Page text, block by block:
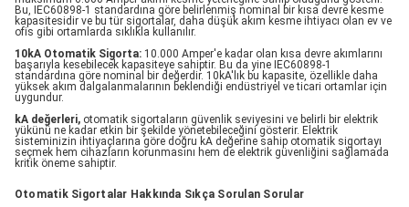
Bu, IEC60898-1 standardına göre belirlenmiş nominal bir kısa devre kesme
kapasitesidir ve bu tür sigortalar, daha düşük akım kesme ihtiyacı olan ev ve
ofis gibi ortamlarda sıklıkla kullanılır.
10kA Otomatik Sigorta: 10.000 Amper'e kadar olan kısa devre akımlarını
başarıyla kesebilecek kapasiteye sahiptir. Bu da yine IEC60898-1
standardına göre nominal bir değerdir. 10kA'lık bu kapasite, özellikle daha
yüksek akım dalgalanmalarının beklendiği endüstriyel ve ticari ortamlar için
uygundur.
kA değerleri, otomatik sigortaların güvenlik seviyesini ve belirli bir elektrik
yükünü ne kadar etkin bir şekilde yönetebileceğini gösterir. Elektrik
sisteminizin ihtiyaçlarına göre doğru kA değerine sahip otomatik sigortayı
seçmek hem cihazların korunmasını hem de elektrik güvenliğini sağlamada
kritik öneme sahiptir.
Otomatik Sigortalar Hakkında Sıkça Sorulan Sorular